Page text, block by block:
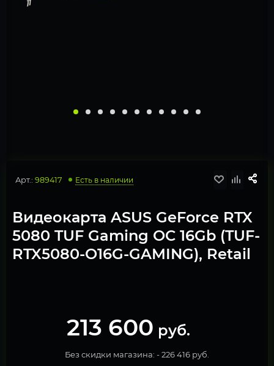
Арт.: 989417 Есть в наличии
Видеокарта ASUS GeForce RTX
5080 TUF Gaming OC 16Gb (TUF-
RTX5080-O16G-GAMING), Retail
213 600 руб.
Без скидки магазина: -226 416 руб.